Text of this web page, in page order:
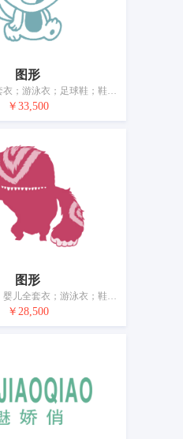
图形
服装；婴儿全套衣；游泳衣；足球鞋；鞋；帽；袜；手套（服装）；领带；皮带（服饰用）
￥33,500
图形
成品衣；服装；婴儿全套衣；游泳衣；鞋；帽；袜；手套（服装）；皮带（服饰用）；婚纱
￥28,500